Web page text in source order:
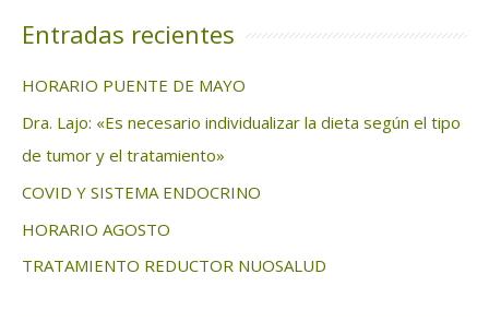
c
r
:
Entradas recientes
HORARIO PUENTE DE MAYO
Dra. Lajo: «Es necesario individualizar la dieta según el tipo
de tumor y el tratamiento»
COVID Y SISTEMA ENDOCRINO
HORARIO AGOSTO
TRATAMIENTO REDUCTOR NUOSALUD